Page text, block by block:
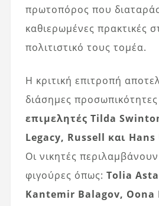
πρωτοπόρος που
καθιερωμένες πρακτικές
πολιτιστικό τους τομέα.
Η κριτική επιτροπή
διάσημες
επιμελητές Tilda
Legacy, Russell και
Οι νικητές περιλαμβάνουν
φιγούρες όπως: Tolia
Kantemir Balagov, Oona